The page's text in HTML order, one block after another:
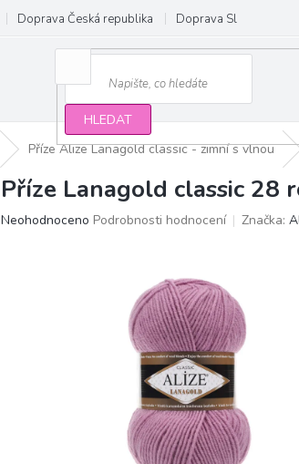
Doprava Česká republika Doprava Slovensko a
HLEDAT
Příze Alize Lanagold classic - zimní s vlnou
Příze Lanagold classic 28
Průměrné
Neohodnoceno Podrobnosti hodnocení Značka: